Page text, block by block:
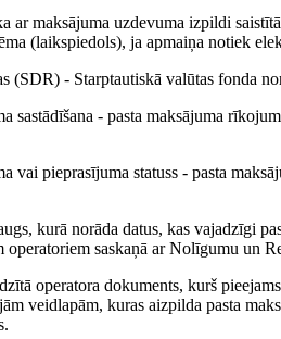
ar maksājuma uzdevuma izpildi
(laikspiedols), ja apmaiņa notiek
(SDR) - Starptautiskā valūtas fonda
sastādīšana - pasta maksājuma
vai pieprasījuma statuss - pasta
kurā norāda datus, kas vajadzīgi
operatoriem saskaņā ar Nolīgumu un
operatora dokuments, kurš
veidlapām, kuras aizpilda pasta